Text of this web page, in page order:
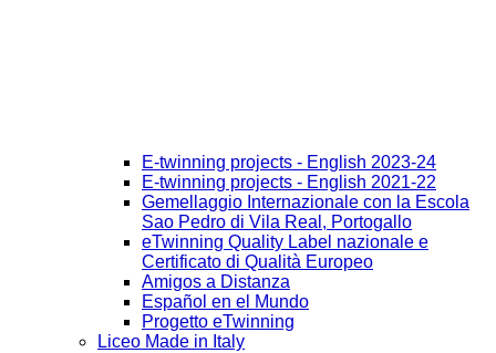
E-twinning projects - English 2023-24
E-twinning projects - English 2021-22
Gemellaggio Internazionale con la Escola
Sao Pedro di Vila Real, Portogallo
eTwinning Quality Label nazionale e
Certificato di Qualità Europeo
Amigos a Distanza
Español en el Mundo
Progetto eTwinning
Liceo Made in Italy